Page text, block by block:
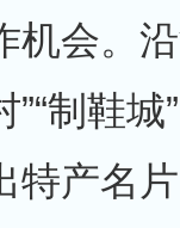
机会。
”“制鞋
特产名